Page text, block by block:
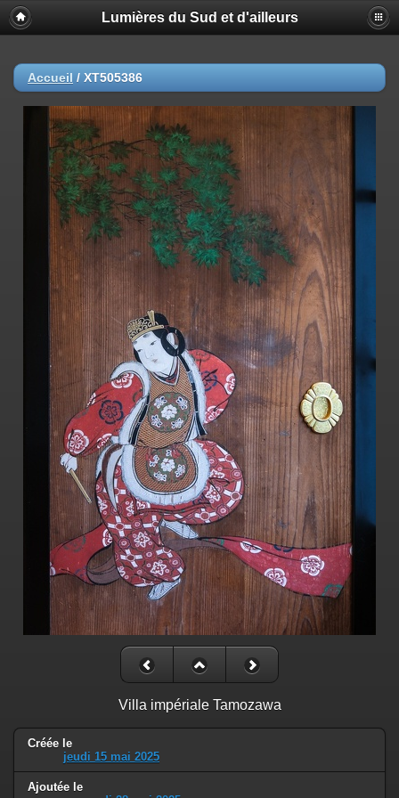
Lumières du Sud et d'ailleurs
Accueil / XT505386
Villa impériale Tamozawa
Créée le
jeudi 15 mai 2025
Ajoutée le